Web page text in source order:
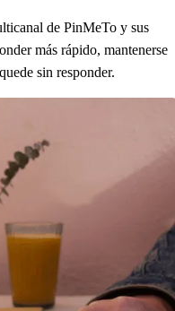
de PinMeTo y sus
más rápido, mantenerse
sin responder.